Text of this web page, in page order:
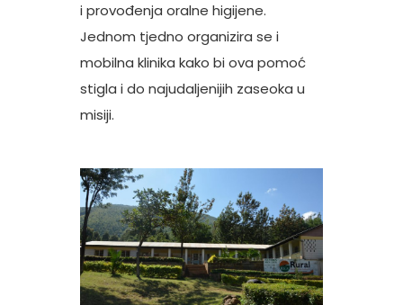
i provođenja oralne higijene.
Jednom tjedno organizira se i
mobilna klinika kako bi ova pomoć
stigla i do najudaljenijih zaseoka u
misiji.